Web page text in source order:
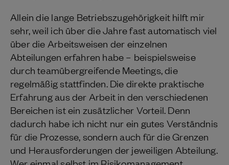
Allein die lange Betriebszugehörigkeit hilft mir
sehr, weil ich über die Jahre fast automatisch viel
über die Arbeitsweisen der einzelnen
Abteilungen erfahren habe – beispielsweise
durch teamübergreifende Meetings, die
regelmäßig stattfinden. Die direkte praktische
Erfahrung aus der Arbeit in den verschiedenen
Bereichen ist ein zusätzlicher Vorteil. Denn
dadurch habe ich nicht nur ein gutes Verständnis
für die Prozesse, sondern auch für die Grenzen
und Herausforderungen der jeweiligen Abteilung.